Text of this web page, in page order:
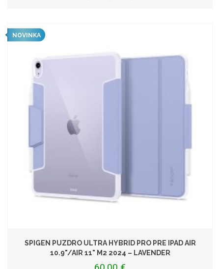
NOVINKA
SPIGEN PUZDRO ULTRA HYBRID PRO PRE IPAD AIR
10.9"/AIR 11" M2 2024 – LAVENDER